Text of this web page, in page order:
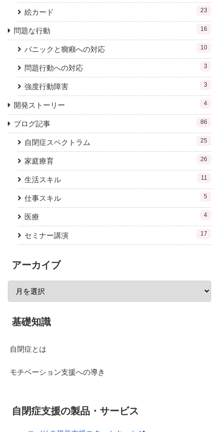
絵カード 23
問題な行動 16
パニックと癇癪への対応 10
問題行動への対応 3
強度行動障害 3
開発ストーリー 4
ブログ記事 86
自閉症スペクトラム 25
家庭療育 26
生活スキル 11
仕事スキル 5
医療 4
セミナー講演 17
アーカイブ
基礎知識
自閉症とは
モチベーション支援への導き
自閉症支援の製品・サービス